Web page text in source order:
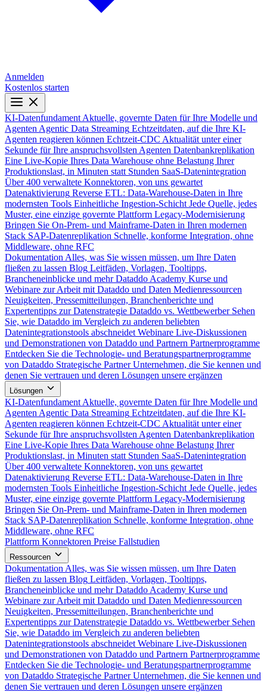
Anmelden
Kostenlos starten
KI-Datenfundament Aktuelle, governte Daten für Ihre Modelle und
Agenten Agentic Data Streaming Echtzeitdaten, auf die Ihre KI-
Agenten reagieren können Echtzeit-CDC Aktualität unter einer
Sekunde für Ihre anspruchsvollsten Agenten Datenbankreplikation
Eine Live-Kopie Ihres Data Warehouse ohne Belastung Ihrer
Produktionslast, in Minuten statt Stunden SaaS-Datenintegration
Über 400 verwaltete Konnektoren, von uns gewartet
Datenaktivierung Reverse ETL: Data-Warehouse-Daten in Ihre
modernsten Tools Einheitliche Ingestion-Schicht Jede Quelle, jedes
Muster, eine einzige governte Plattform Legacy-Modernisierung
Bringen Sie On-Prem- und Mainframe-Daten in Ihren modernen
Stack SAP-Datenreplikation Schnelle, konforme Integration, ohne
Middleware, ohne RFC
Dokumentation Alles, was Sie wissen müssen, um Ihre Daten
fließen zu lassen Blog Leitfäden, Vorlagen, Tooltipps,
Brancheneinblicke und mehr Dataddo Academy Kurse und
Webinare zur Arbeit mit Dataddo und Daten Medienressourcen
Neuigkeiten, Pressemitteilungen, Branchenberichte und
Expertentipps zur Datenstrategie Dataddo vs. Wettbewerber Sehen
Sie, wie Dataddo im Vergleich zu anderen beliebten
Datenintegrationstools abschneidet Webinare Live-Diskussionen
und Demonstrationen von Dataddo und Partnern Partnerprogramme
Entdecken Sie die Technologie- und Beratungspartnerprogramme
von Dataddo Strategische Partner Unternehmen, die Sie kennen und
denen Sie vertrauen und deren Lösungen unsere ergänzen
Lösungen
KI-Datenfundament Aktuelle, governte Daten für Ihre Modelle und
Agenten Agentic Data Streaming Echtzeitdaten, auf die Ihre KI-
Agenten reagieren können Echtzeit-CDC Aktualität unter einer
Sekunde für Ihre anspruchsvollsten Agenten Datenbankreplikation
Eine Live-Kopie Ihres Data Warehouse ohne Belastung Ihrer
Produktionslast, in Minuten statt Stunden SaaS-Datenintegration
Über 400 verwaltete Konnektoren, von uns gewartet
Datenaktivierung Reverse ETL: Data-Warehouse-Daten in Ihre
modernsten Tools Einheitliche Ingestion-Schicht Jede Quelle, jedes
Muster, eine einzige governte Plattform Legacy-Modernisierung
Bringen Sie On-Prem- und Mainframe-Daten in Ihren modernen
Stack SAP-Datenreplikation Schnelle, konforme Integration, ohne
Middleware, ohne RFC
Plattform Konnektoren Preise Fallstudien
Ressourcen
Dokumentation Alles, was Sie wissen müssen, um Ihre Daten
fließen zu lassen Blog Leitfäden, Vorlagen, Tooltipps,
Brancheneinblicke und mehr Dataddo Academy Kurse und
Webinare zur Arbeit mit Dataddo und Daten Medienressourcen
Neuigkeiten, Pressemitteilungen, Branchenberichte und
Expertentipps zur Datenstrategie Dataddo vs. Wettbewerber Sehen
Sie, wie Dataddo im Vergleich zu anderen beliebten
Datenintegrationstools abschneidet Webinare Live-Diskussionen
und Demonstrationen von Dataddo und Partnern Partnerprogramme
Entdecken Sie die Technologie- und Beratungspartnerprogramme
von Dataddo Strategische Partner Unternehmen, die Sie kennen und
denen Sie vertrauen und deren Lösungen unsere ergänzen